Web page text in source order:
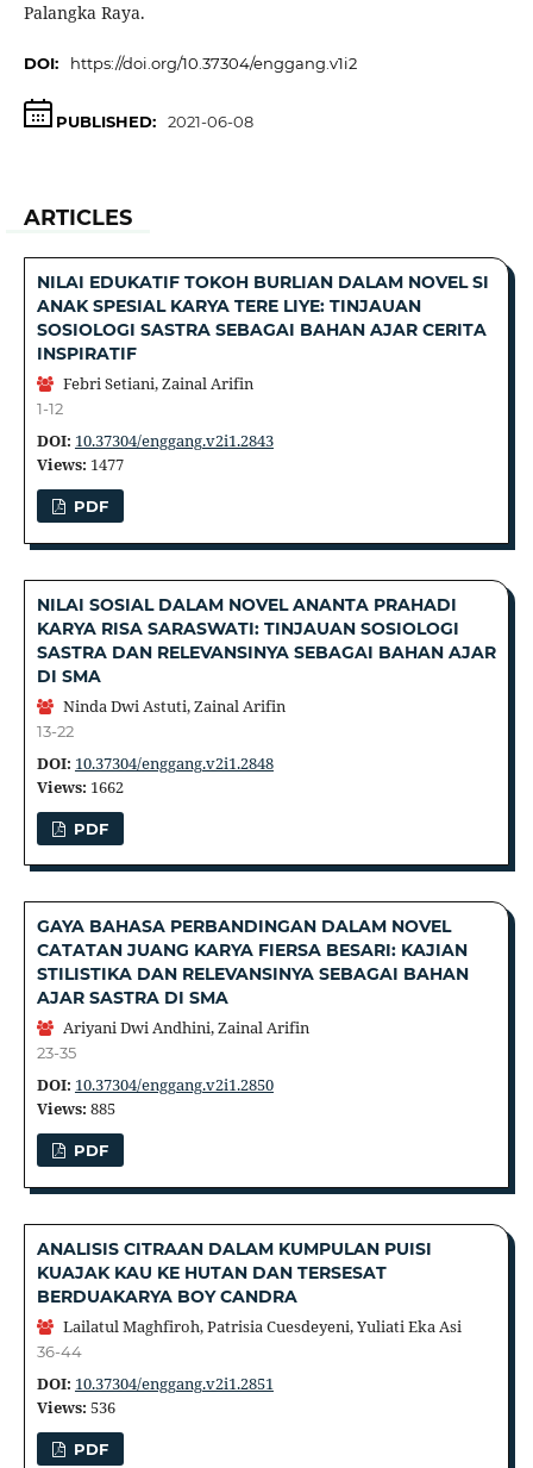
Palangka Raya.
DOI: https://doi.org/10.37304/enggang.v1i2
PUBLISHED: 2021-06-08
ARTICLES
NILAI EDUKATIF TOKOH BURLIAN DALAM NOVEL SI
ANAK SPESIAL KARYA TERE LIYE: TINJAUAN
SOSIOLOGI SASTRA SEBAGAI BAHAN AJAR CERITA
INSPIRATIF
Febri Setiani, Zainal Arifin
1-12
DOI: 10.37304/enggang.v2i1.2843
Views: 1477
PDF
NILAI SOSIAL DALAM NOVEL ANANTA PRAHADI
KARYA RISA SARASWATI: TINJAUAN SOSIOLOGI
SASTRA DAN RELEVANSINYA SEBAGAI BAHAN AJAR
DI SMA
Ninda Dwi Astuti, Zainal Arifin
13-22
DOI: 10.37304/enggang.v2i1.2848
Views: 1662
PDF
GAYA BAHASA PERBANDINGAN DALAM NOVEL
CATATAN JUANG KARYA FIERSA BESARI: KAJIAN
STILISTIKA DAN RELEVANSINYA SEBAGAI BAHAN
AJAR SASTRA DI SMA
Ariyani Dwi Andhini, Zainal Arifin
23-35
DOI: 10.37304/enggang.v2i1.2850
Views: 885
PDF
ANALISIS CITRAAN DALAM KUMPULAN PUISI
KUAJAK KAU KE HUTAN DAN TERSESAT
BERDUAKARYA BOY CANDRA
Lailatul Maghfiroh, Patrisia Cuesdeyeni, Yuliati Eka Asi
36-44
DOI: 10.37304/enggang.v2i1.2851
Views: 536
PDF